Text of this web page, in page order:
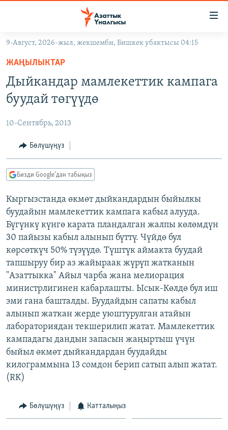
Навигацияга
өтүңүз
Издөөгө
салыңыз
ЭКОНОМИКА
МАДАНИЯТ
ДҮЙНӨ
БОРБОР АЗИЯ
УКРАИНА
АТАЙЫН ИЛИКТӨӨ
ТВ ПРОГРАММАЛАР
ЭКСПЕРТТЕР ТАЛДАЙТ
БИЗ ЖАНА ДҮЙНӨ
ЭЖЕ-СИҢДИЛЕР
АЗАТТЫК+
ЫҢГАЙСЫЗ СУРООЛОР
ӨЗГӨЧӨ ПИКИР
Русский
ОНЛАЙН ШЕРИНЕ
ЭЕ/АРнун бардык сайттары
9-Август, 2026-жыл, жекшемби, Бишкек убактысы 04:15
ЖАҢЫЛЫКТАР
Дыйкандар мамлекеттик кампага
буудай төгүүдө
10-Сентябрь, 2013
Бөлүшүңүз
Бизди Google'дан табыңыз
Кыргызстанда өкмөт дыйкандардын быйылкы
буудайын мамлекеттик кампага кабыл алууда.
Бүгүнкү күнгө карата пландалган жалпы көлөмдүн
30 пайызы кабыл алынып бүттү. Чүйдө бул
көрсөткүч 50% түзүүдө. Түштүк аймакта буудай
тапшыруу бир аз жайыраак жүрүп жатканын
"Азаттыкка" Айыл чарба жана мелиорация
министрлигинен кабарлашты. Ысык-Көлдө бул иш
эми гана башталды. Буудайдын сапаты кабыл
алынып жаткан жерде уюштурулган атайын
лабораториядан текшерилип жатат. Мамлекеттик
кампадагы дандын запасын жаңыртыш үчүн
быйыл өкмөт дыйкандардан буудайды
килограммына 13 сомдон берип сатып алып жатат.
(RK)
Бөлүшүңүз Катталыңыз